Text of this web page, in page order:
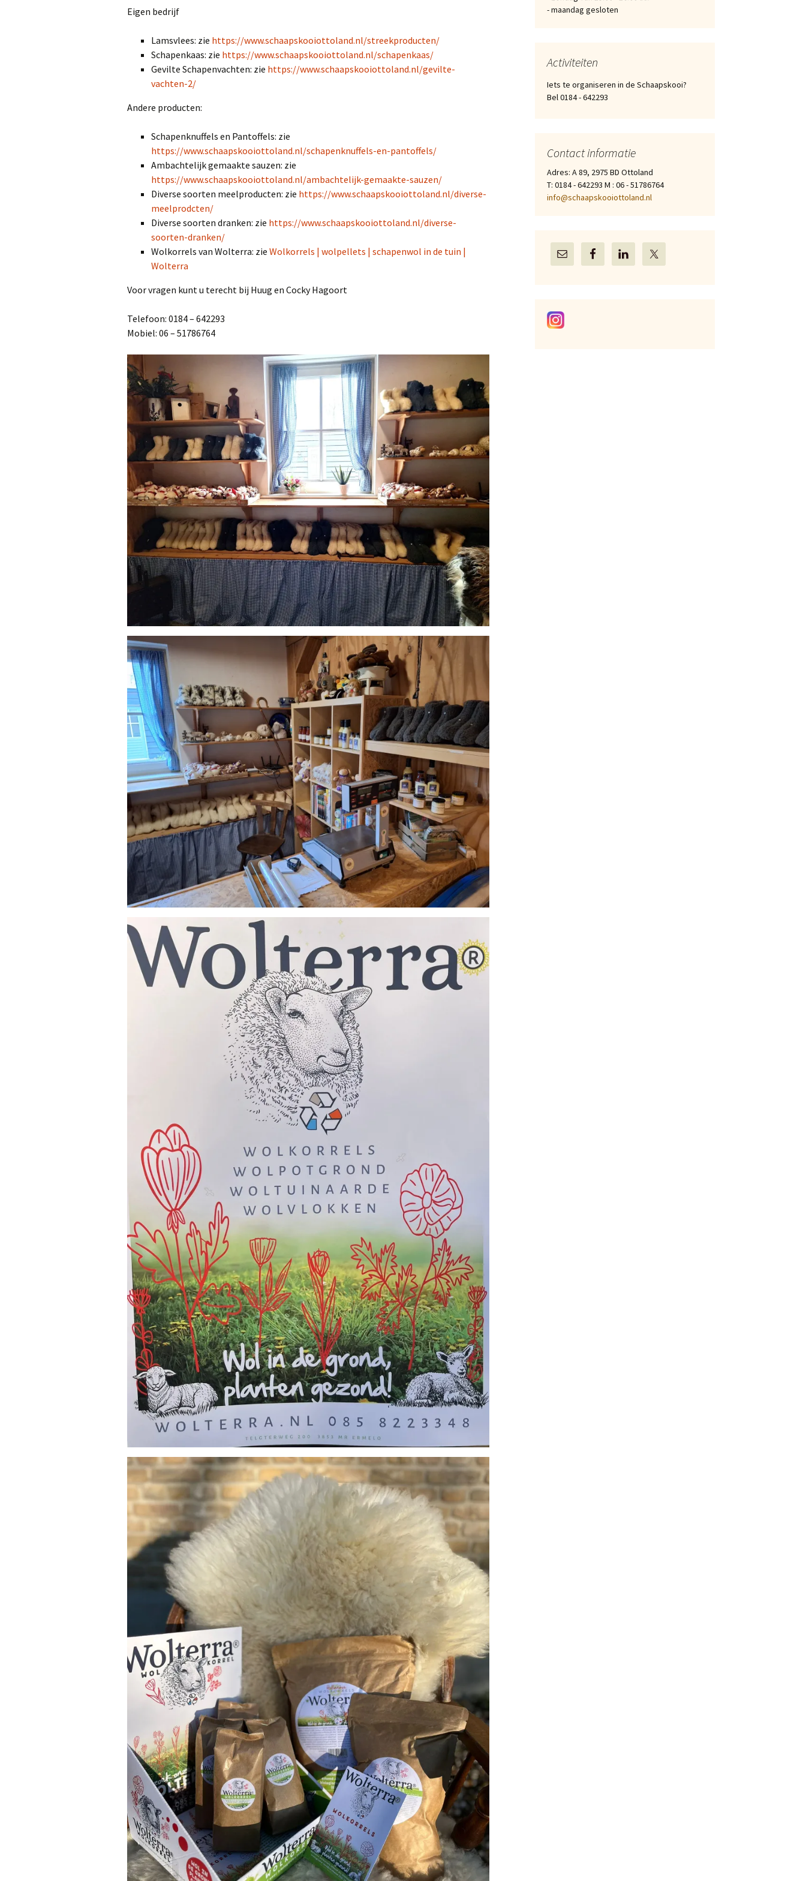
Het gebouw Schapenknuffels en
Ambachtelijk gemaakte
sauzen
Diverse Meelproducten
Eigen bedrijf
Lamsvlees: zie https://www.schaapskooiottoland.nl/streekproducten/
Schapenkaas: zie https://www.schaapskooiottoland.nl/schapenkaas/
Gevilte Schapenvachten: zie https://www.schaapskooiottoland.nl/gevilte-
vachten-2/
Andere producten:
Schapenknuffels en Pantoffels: zie
https://www.schaapskooiottoland.nl/schapenknuffels-en-pantoffels/
Ambachtelijk gemaakte sauzen: zie
https://www.schaapskooiottoland.nl/ambachtelijk-gemaakte-sauzen/
Diverse soorten meelproducten: zie https://www.schaapskooiottoland.nl/diverse-
meelprodcten/
Diverse soorten dranken: zie https://www.schaapskooiottoland.nl/diverse-
soorten-dranken/
Wolkorrels van Wolterra: zie Wolkorrels | wolpellets | schapenwol in de tuin |
Wolterra
Voor vragen kunt u terecht bij Huug en Cocky Hagoort
Telefoon: 0184 – 642293
Mobiel: 06 – 51786764
- maandag gesloten
Activiteiten
Iets te organiseren in de Schaapskooi?
Bel 0184 - 642293
Contact informatie
Adres: A 89, 2975 BD Ottoland
T: 0184 - 642293 M : 06 - 51786764
info@schaapskooiottoland.nl